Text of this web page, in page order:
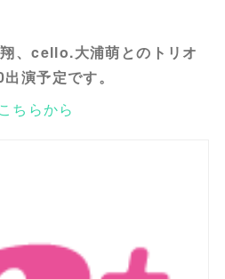
、cello.大浦萌とのトリオ
演予定です。
ちらから